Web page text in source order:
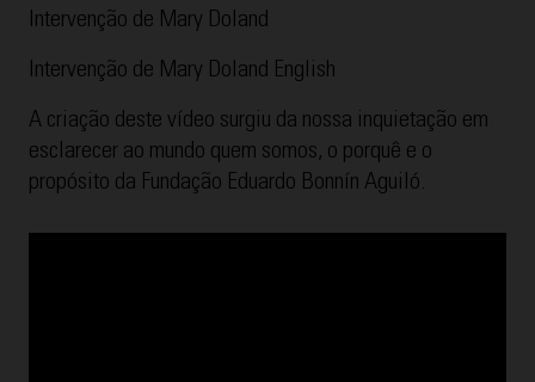
Intervenção de Mary Doland
Intervenção de Mary Doland English
A criação deste vídeo surgiu da nossa inquietação em
esclarecer ao mundo quem somos, o porquê e o
propósito da Fundação Eduardo Bonnín Aguiló.